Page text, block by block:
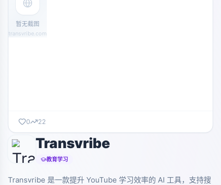
暂无截图
transvribe.com
0 22
Transvribe
教育学习
Transvribe 是一款提升 YouTube 学习效率的 AI 工具，支持搜